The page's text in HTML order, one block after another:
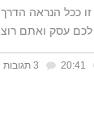
זו ככל הנראה
לכם עסק ואתם
3 תגובות